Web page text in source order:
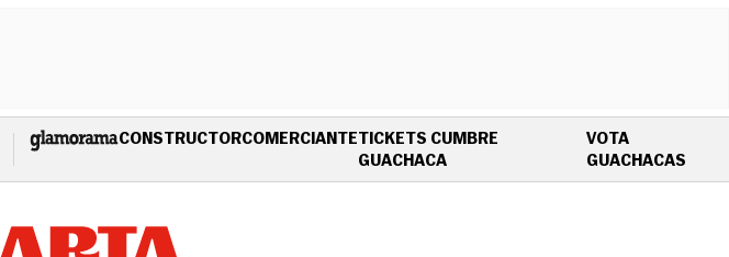
CONSTRUCTORCOMERCIANTETICKETS CUMBRE
GUACHACAOPENS IN NEW WINDOW
VOTA
GUACHACAS